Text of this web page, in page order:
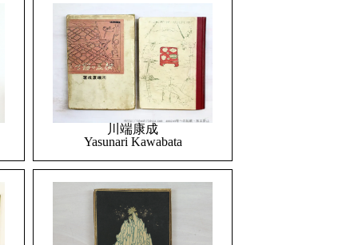
川端康成
Yasunari Kawabata